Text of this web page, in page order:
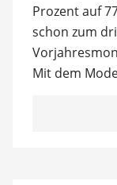
Prozent auf
schon zum
Mit dem